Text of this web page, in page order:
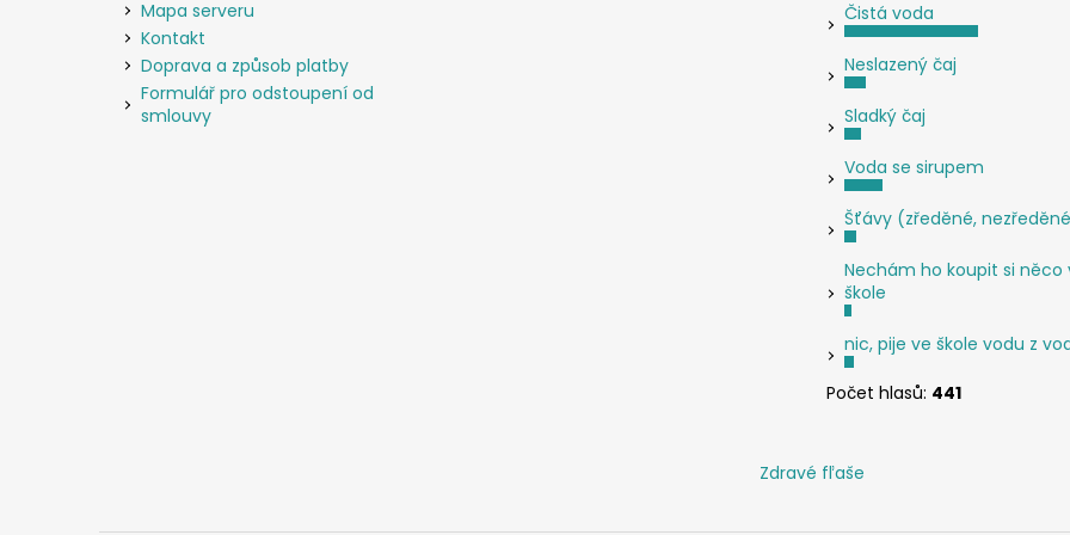
Mapa serveru
Kontakt
Doprava a způsob platby
Formulář pro odstoupení od
smlouvy
Čistá voda
Neslazený čaj
Sladký čaj
Voda se sirupem
Šťávy (zředěné,
Nechám ho koupit si něco
škole
nic, pije ve škole vodu z
Počet hlasů: 441
Zdravé fľaše